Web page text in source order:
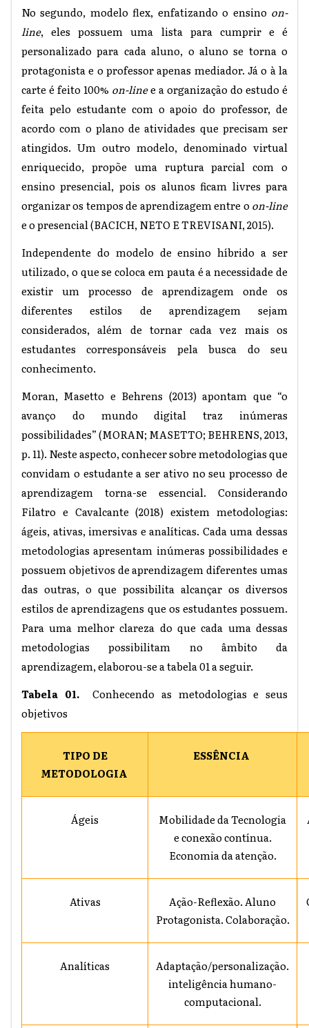
No segundo, modelo flex, enfatizando o ensino on-
line, eles possuem uma lista para cumprir e é
personalizado para cada aluno, o aluno se torna o
protagonista e o professor apenas mediador. Já o à la
carte é feito 100% on-linee a organização do estudo é
feita pelo estudante com o apoio do professor, de
acordo com o plano de atividades que precisam ser
atingidos. Um outro modelo, denominado virtual
enriquecido, propõe uma ruptura parcial com o
ensino presencial, pois os alunos ficam livres para
organizar os tempos de aprendizagem entre oon-line
e o presencial (BACICH, NETO E TREVISANI, 2015).
Independente do modelo de ensino híbrido a ser
utilizado, o que se coloca em pauta é a necessidade de
existir um processo de aprendizagem onde os
diferentes estilos de aprendizagem sejam
considerados, além de tornar cada vez mais os
estudantes corresponsáveis pela busca do seu
conhecimento.
Moran, Masetto e Behrens (2013) apontam que “o
avanço do mundo digital traz inúmeras
possibilidades” (MORAN; MASETTO; BEHRENS, 2013,
p. 11). Neste aspecto, conhecer sobre metodologias que
convidam o estudante a ser ativo no seu processo de
aprendizagem torna-se essencial. Considerando
Filatro e Cavalcante (2018) existem metodologias:
ágeis, ativas, imersivas e analíticas. Cada uma dessas
metodologias apresentam inúmeras possibilidades e
possuem objetivos de aprendizagem diferentes umas
das outras, o que possibilita alcançar os diversos
estilos de aprendizagens que os estudantes possuem.
Para uma melhor clareza do que cada uma dessas
metodologias possibilitam no âmbito da
aprendizagem, elaborou-se a tabela 01 a seguir.
Tabela 01.Conhecendo as metodologias e seus
objetivos
TIPO DE
METODOLOGIA
ESSÊNCIA
Ágeis
Mobilidade da Tecnologia
e conexão contínua.
Economia da atenção.
Ativas
Ação-Reflexão. Aluno
Protagonista. Colaboração.
Analíticas
Adaptação/personalização.
inteligência humano-
computacional.